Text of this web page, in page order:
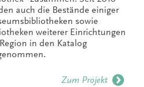
auch die Bestände einiger
sowie
weiterer Einrichtungen
in den Katalog
Zum Projekt